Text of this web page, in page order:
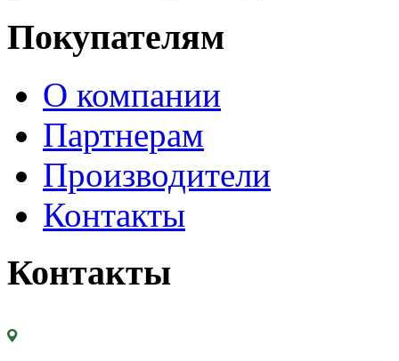
Покупателям
О компании
Партнерам
Производители
Контакты
Контакты